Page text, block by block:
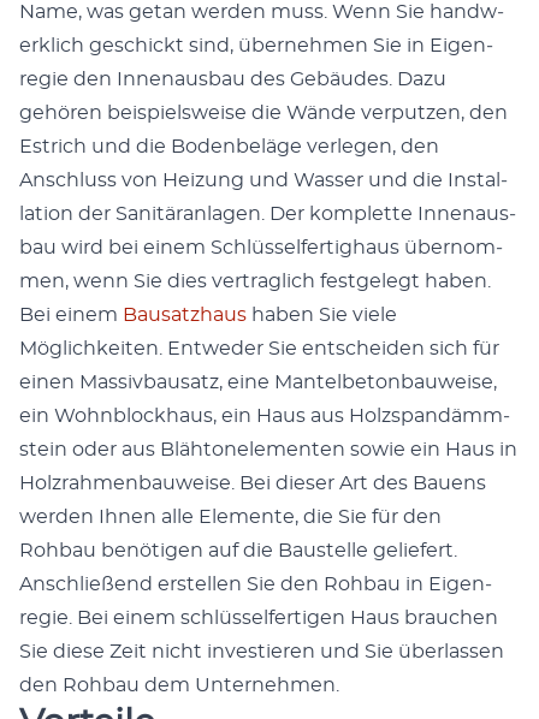
Name, was getan wer­den muss. Wenn Sie handw­
erk­lich geschickt sind, übernehmen Sie in Eigen­
regie den Innenaus­bau des Gebäudes. Dazu
gehören beispiel­sweise die Wände ver­putzen, den
Estrich und die Boden­beläge ver­legen, den
Anschluss von Heizung und Wass­er und die Instal­
la­tion der San­itäran­la­gen. Der kom­plette Innenaus­
bau wird bei einem Schlüs­selfer­tighaus über­nom­
men, wenn Sie dies ver­traglich fest­gelegt haben.
Bei einem Bausatzhaus haben Sie viele
Möglichkeit­en. Entwed­er Sie entschei­den sich für
einen Mas­sivbausatz, eine Man­tel­be­ton­bauweise,
ein Wohn­block­haus, ein Haus aus Holzs­pandämm­
stein oder aus Bläh­tonele­menten sowie ein Haus in
Holzrah­men­bauweise. Bei dieser Art des Bauens
wer­den Ihnen alle Ele­mente, die Sie für den
Rohbau benöti­gen auf die Baustelle geliefert.
Anschließend erstellen Sie den Rohbau in Eigen­
regie. Bei einem schlüs­selfer­ti­gen Haus brauchen
Sie diese Zeit nicht investieren und Sie über­lassen
den Rohbau dem Unternehmen.